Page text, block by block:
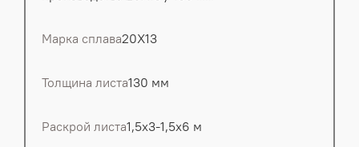
Марка сплава20Х13
Толщина листа130 мм
Раскрой листа1,5х3-1,5х6 м